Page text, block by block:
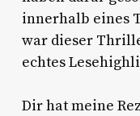
innerhalb eines
war dieser
echtes
Dir hat meine